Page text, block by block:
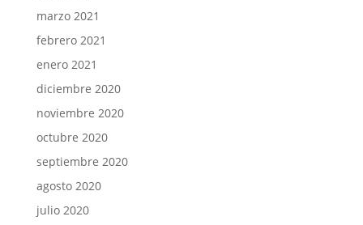
marzo 2021
febrero 2021
enero 2021
diciembre 2020
noviembre 2020
octubre 2020
septiembre 2020
agosto 2020
julio 2020